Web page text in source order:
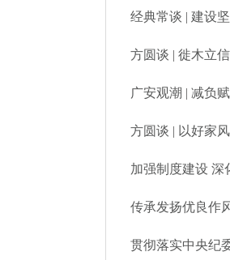
经典常谈 | 建设
方圆谈 | 徙木立
广安观潮 | 减负
方圆谈 | 以好家
加强制度建设 深
传承发扬优良作
贯彻落实中央纪